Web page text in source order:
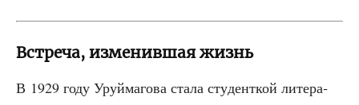
Встреча, изменившая жизнь
В 1929 году Уруй­ма­го­ва ста­ла сту­дент­кой лите­ра­